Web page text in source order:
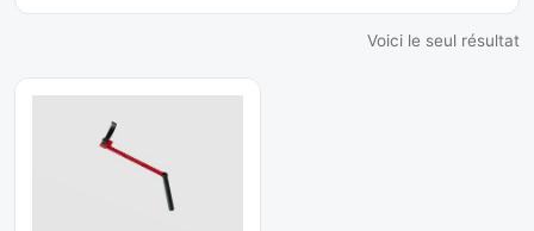
Voici le seul résultat